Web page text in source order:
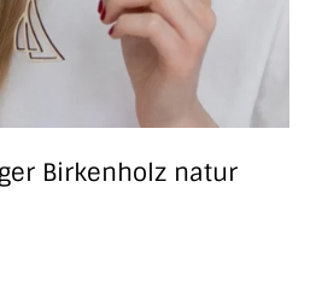
Birkenholz natur